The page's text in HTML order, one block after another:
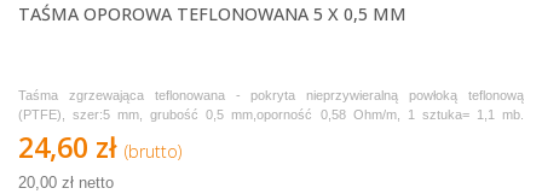
TAŚMA OPOROWA TEFLONOWANA 5 X 0,5 MM
Taśma zgrzewająca teflonowana - pokryta nieprzywieralną powłoką teflonową
(PTFE), szer:5 mm, grubość 0,5 mm,oporność 0,58 Ohm/m, 1 sztuka= 1,1 mb.
Sprzedawana w odcinkach po 1,1 metra.
24,60 zł (brutto)
20,00 zł netto